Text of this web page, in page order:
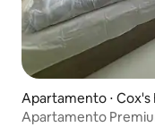
Apartamento ⋅ Cox's
Apartamento